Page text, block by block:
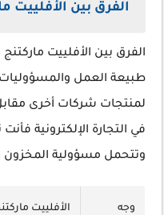
الفرق بين الأفلييت
الفرق بين الأفلييت ماركتنج
طبيعة العمل
لمنتجات شركات أخرى
في التجارة الإلكترونية
وتتحمل مسؤولية المخزون
وجه الأفلييت